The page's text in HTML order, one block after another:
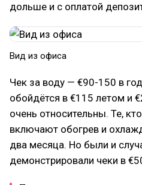
дольше и с оплатой
Вид из офиса
Чек за воду — €90-150 в
обойдётся в €115 летом и
очень относительны. Те,
включают обогрев и
два месяца. Но были и
демонстрировали чеки в